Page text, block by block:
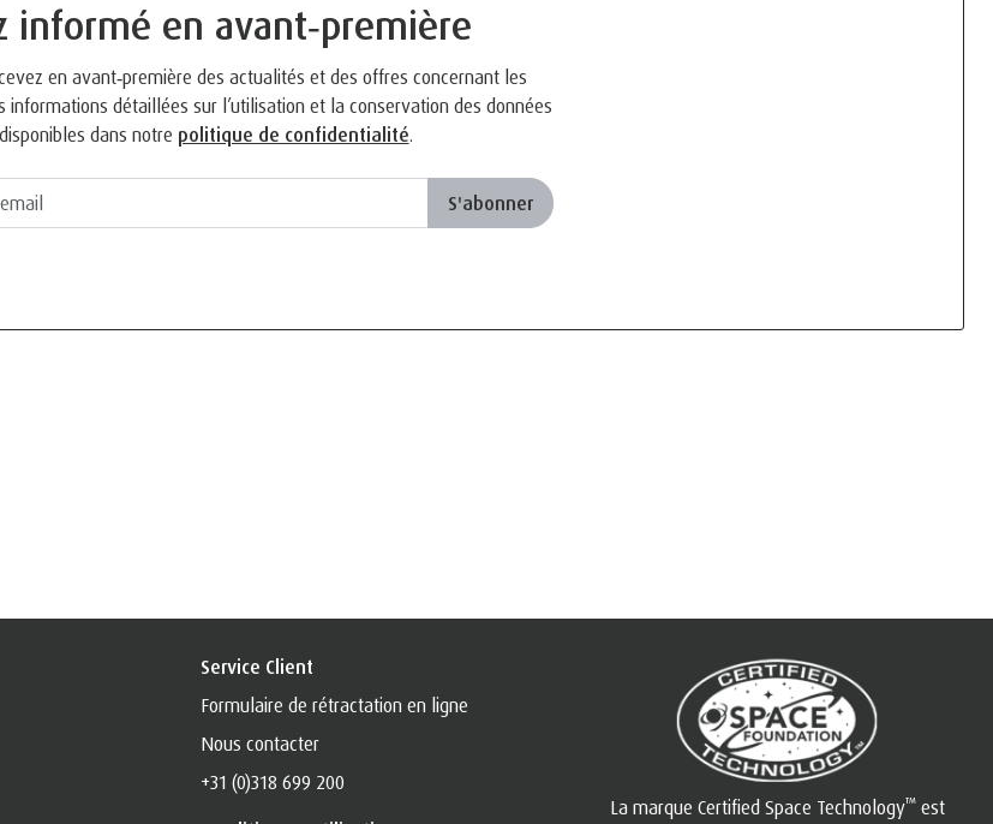
informé en avant‑première
en avant‑première des actualités et des offres concernant les
informations détaillées sur l’utilisation et la conservation des données
dans notre politique de confidentialité.
S'abonner
Service Client
Formulaire de rétractation en ligne
Nous contacter
+31 (0)318 699 200
La marque Certified Space Technology™est